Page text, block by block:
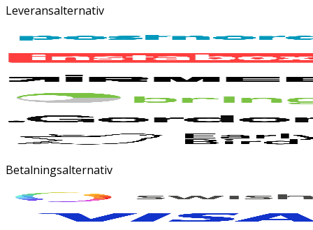
Leveransalternativ
Betalningsalternativ